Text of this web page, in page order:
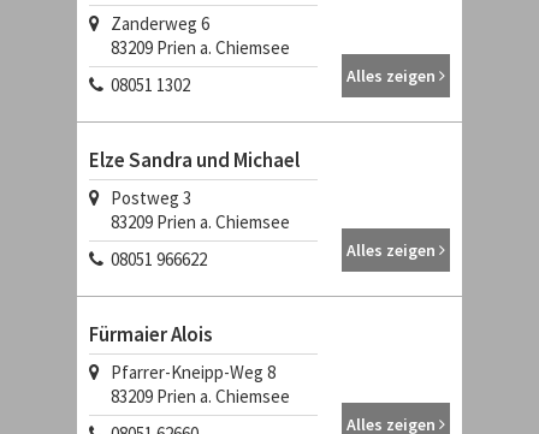
Zanderweg 6
83209 Prien a. Chiemsee
08051 1302
Alles zeigen
Elze Sandra und Michael
Postweg 3
83209 Prien a. Chiemsee
08051 966622
Alles zeigen
Fürmaier Alois
Pfarrer-Kneipp-Weg 8
83209 Prien a. Chiemsee
Alles zeigen